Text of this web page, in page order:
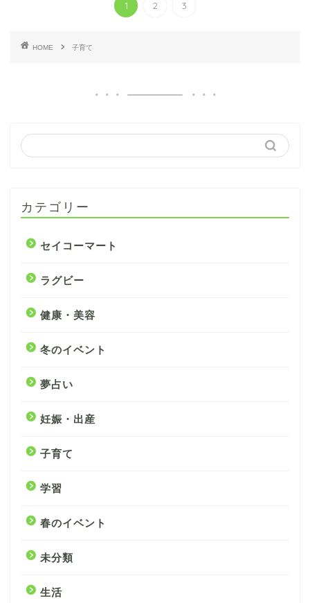
1 2 3
HOME 子育て
カテゴリー
セイコーマート
ラグビー
健康・美容
冬のイベント
夢占い
妊娠・出産
子育て
学習
春のイベント
未分類
生活